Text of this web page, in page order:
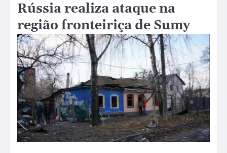
Rússia realiza ataque na
região fronteiriça de Sumy